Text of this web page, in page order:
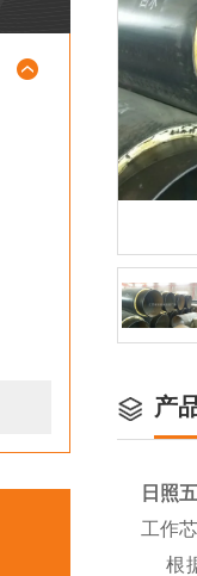
产
日照
工作
根据